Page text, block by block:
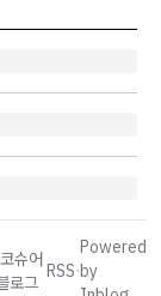
슈어
로그
RSS·
Powered
by